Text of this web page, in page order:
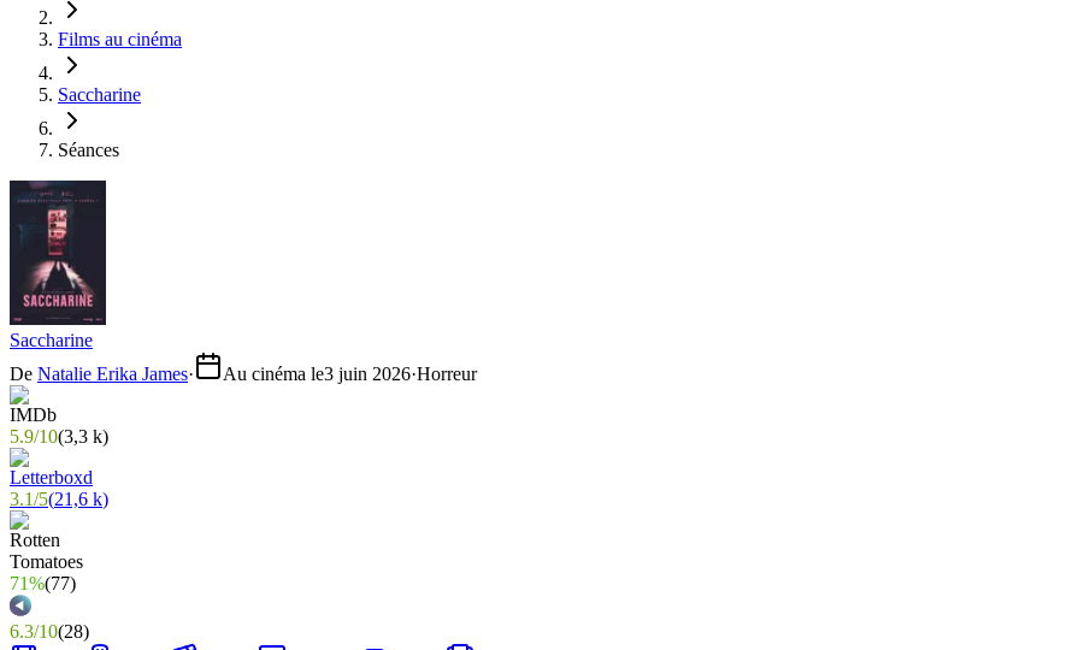
Films au cinéma
Saccharine
Séances
Saccharine
De Natalie Erika James· Au cinéma le3 juin 2026·Horreur
5.9/10(3,3 k)
3.1/5(21,6 k)
71%(77)
6.3/10(28)